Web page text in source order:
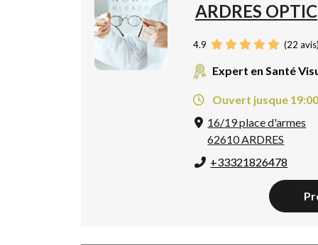
ARDRES OPTIC
4.9 (22 avis)
Expert en Santé
Ouvert jusque 19:00
16/19 place d'armes
62610 ARDRES
+33321826478